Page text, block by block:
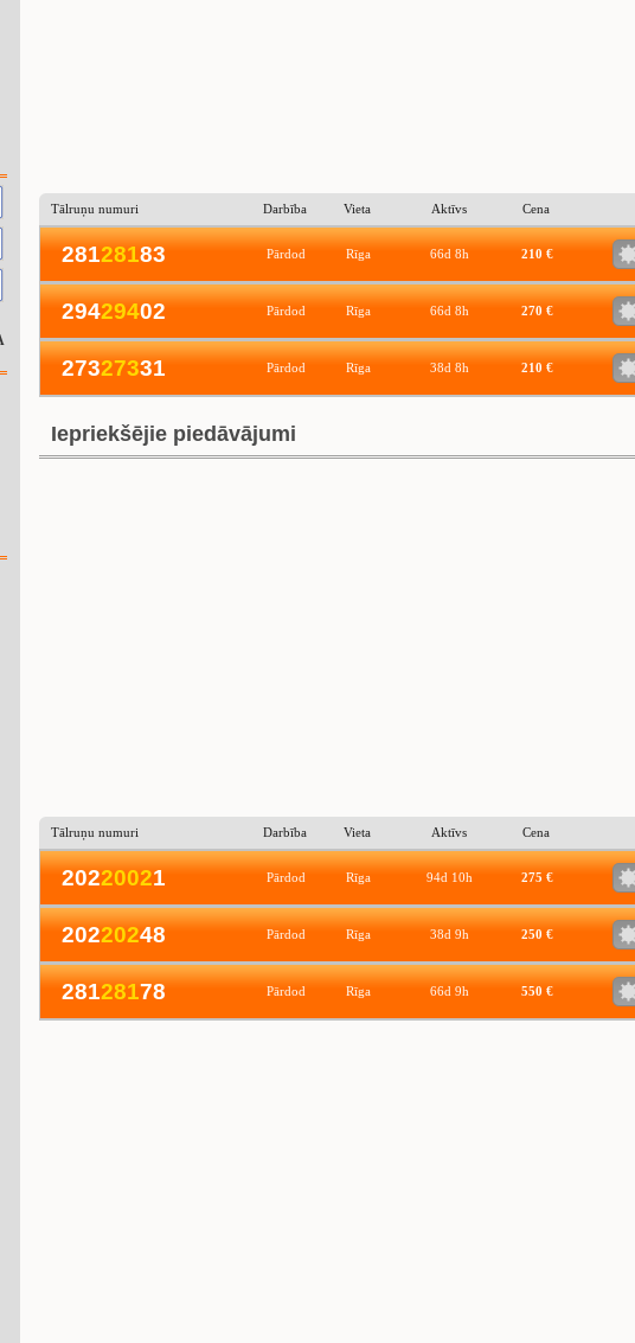
Tālruņu numuri Darbība Vieta Aktīvs Cena
28128183 Pārdod Rīga 66d 8h 210 €
29429402 Pārdod Rīga 66d 8h 270 €
27327331 Pārdod Rīga 38d 8h 210 €
Iepriekšējie piedāvājumi
Tālruņu numuri Darbība Vieta Aktīvs Cena
20220021 Pārdod Rīga 94d 10h 275 €
20220248 Pārdod Rīga 38d 9h 250 €
28128178 Pārdod Rīga 66d 9h 550 €